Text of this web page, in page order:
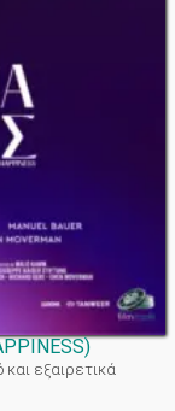
)
εξαιρετικά